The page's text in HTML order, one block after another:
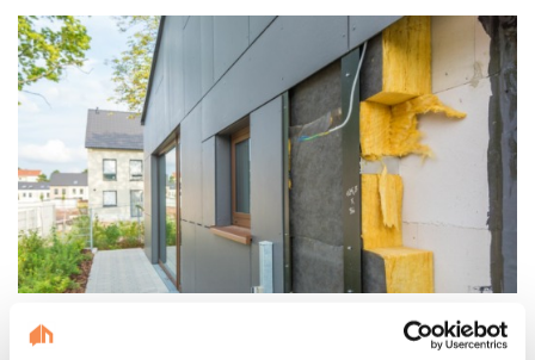
Styrodur – jakie są rodzaje? Jak go